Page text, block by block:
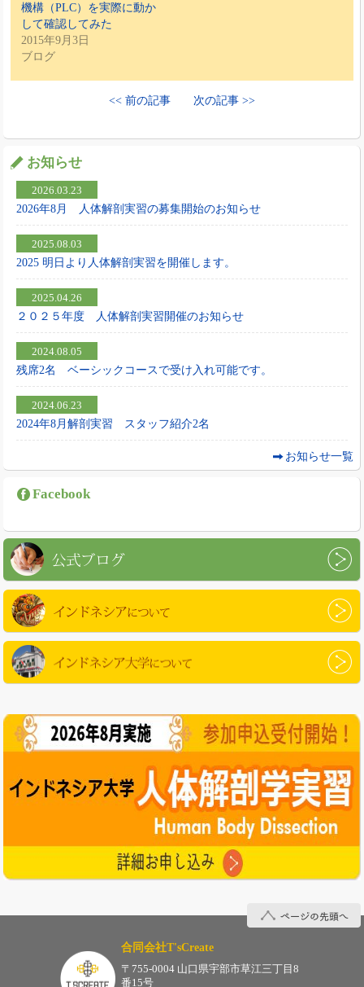
機構（PLC）を実際に動か
して確認してみた
2015年9月3日
ブログ
<< 前の記事 次の記事 >>
お知らせ
2026.03.23
2026年8月 人体解剖実習の募集開始のお知らせ
2025.08.03
2025 明日より人体解剖実習を開催します。
2025.04.26
２０２５年度 人体解剖実習開催のお知らせ
2024.08.05
残席2名 ベーシックコースで受け入れ可能です。
2024.06.23
2024年8月解剖実習 スタッフ紹介2名
お知らせ一覧
Facebook
公式ブログ
インドネシアについて
インドネシア大学について
合同会社T'sCreate
〒755-0004 山口県宇部市草江三丁目8
番15号